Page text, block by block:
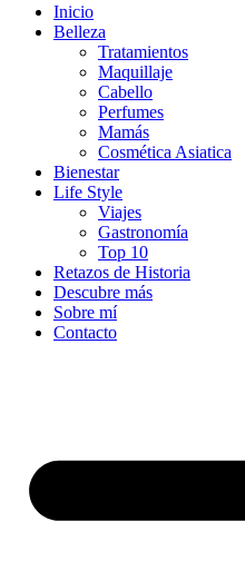
Inicio
Belleza
Tratamientos
Maquillaje
Cabello
Perfumes
Mamás
Cosmética Asiatica
Bienestar
Life Style
Viajes
Gastronomía
Top 10
Retazos de Historia
Descubre más
Sobre mí
Contacto